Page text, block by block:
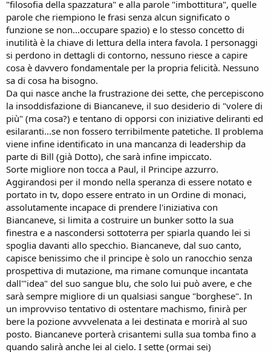
"filosofia della spazzatura" e alla parole "imbottitura", quelle
parole che riempiono le frasi senza alcun significato o
funzione se non...occupare spazio) e lo stesso concetto di
inutilità è la chiave di lettura della intera favola. I personaggi
si perdono in dettagli di contorno, nessuno riesce a capire
cosa è davvero fondamentale per la propria felicità. Nessuno
sa di cosa ha bisogno.
Da qui nasce anche la frustrazione dei sette, che percepiscono
la insoddisfazione di Biancaneve, il suo desiderio di "volere di
più" (ma cosa?) e tentano di opporsi con iniziative deliranti ed
esilaranti...se non fossero terribilmente patetiche. Il problema
viene infine identificato in una mancanza di leadership da
parte di Bill (già Dotto), che sarà infine impiccato.
Sorte migliore non tocca a Paul, il Principe azzurro.
Aggirandosi per il mondo nella speranza di essere notato e
portato in tv, dopo essere entrato in un Ordine di monaci,
assolutamente incapace di prendere l'iniziativa con
Biancaneve, si limita a costruire un bunker sotto la sua
finestra e a nascondersi sottoterra per spiarla quando lei si
spoglia davanti allo specchio. Biancaneve, dal suo canto,
capisce benissimo che il principe è solo un ranocchio senza
prospettiva di mutazione, ma rimane comunque incantata
dall'"idea" del suo sangue blu, che solo lui può avere, e che
sarà sempre migliore di un qualsiasi sangue "borghese". In
un improvviso tentativo di ostentare machismo, finirà per
bere la pozione avvvelenata a lei destinata e morirà al suo
posto. Biancaneve porterà crisantemi sulla sua tomba fino a
quando salirà anche lei al cielo. I sette (ormai sei)